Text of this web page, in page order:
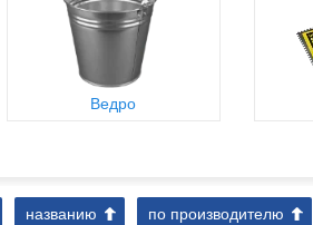
Ведро
названию по производителю